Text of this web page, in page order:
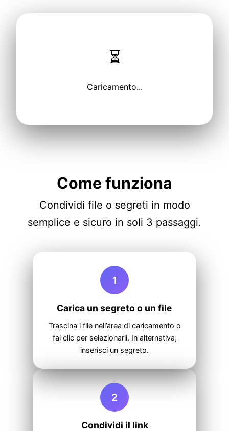
⏳
Caricamento...
Come funziona
Condividi file o segreti in modo
semplice e sicuro in soli 3 passaggi.
1
Carica un segreto o un file
Trascina i file nell’area di caricamento o
fai clic per selezionarli. In alternativa,
inserisci un segreto.
2
Condividi il link